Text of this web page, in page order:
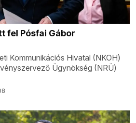
fel Pósfai Gábor
Kommunikációs Hivatal (NKOH)
Ügynökség (NRÜ)